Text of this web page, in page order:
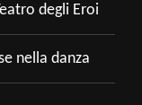
degli Eroi
nella danza